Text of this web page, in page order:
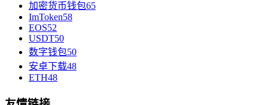
加密货币钱包65
ImToken58
EOS52
USDT50
数字钱包50
安卓下载48
ETH48